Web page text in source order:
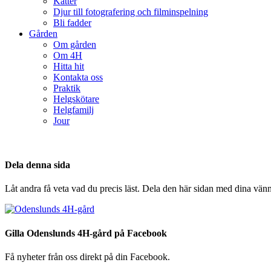
Djur till fotografering och filminspelning
Bli fadder
Gården
Om gården
Om 4H
Hitta hit
Kontakta oss
Praktik
Helgskötare
Helgfamilj
Jour
Dela denna sida
Låt andra få veta vad du precis läst. Dela den här sidan med dina
Gilla Odenslunds 4H-gård på Facebook
Få nyheter från oss direkt på din Facebook.